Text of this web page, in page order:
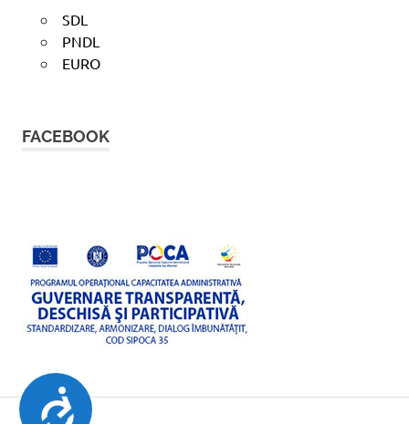
ACCESIBILITATE
SDL
PNDL
EURO
FACEBOOK